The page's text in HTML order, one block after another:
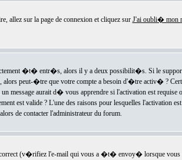
sur la page de connexion et cliquez sur J'ai oubli� mon
�t� entr�s, alors il y a deux possibilit�s. Si le
alors peut-�tre que votre compte a besoin d'�tre activ� ?
aurait d� vous apprendre si l'activation est
est valide ? L'une des raisons pour lesquelles
de contacter l'administrateur du forum.
(v�rifiez l'e-mail qui vous a �t� envoy� lorsque